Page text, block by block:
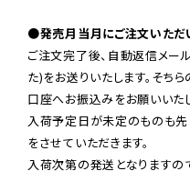
●発売月当月にご注文いただ
ご注文完了後、自動返信メー
た)をお送りいたします。そち
口座へお振込みをお願いいたし
入荷予定日が未定のものも先
をさせていただきます。
入荷次第の発送となりますの